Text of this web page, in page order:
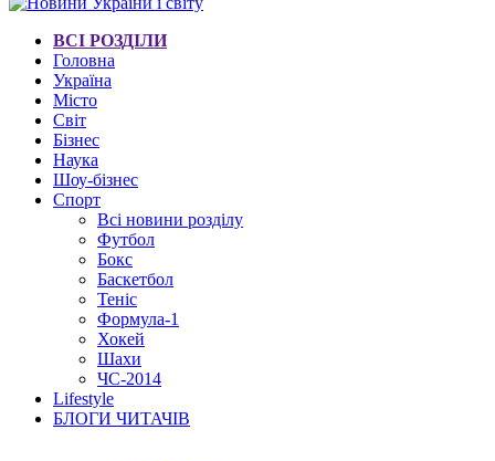
ВСІ РОЗДІЛИ
Головна
Україна
Місто
Світ
Бізнес
Наука
Шоу-бізнес
Спорт
Всі новини розділу
Футбол
Бокс
Баскетбол
Теніс
Формула-1
Хокей
Шахи
ЧС-2014
Lifestyle
БЛОГИ ЧИТАЧІВ